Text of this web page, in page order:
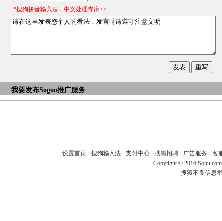
*搜狗拼音输入法，中文处理专家>>
我要发布Sogou推广服务
设置首页- 搜狗输入法- 支付中心- 搜狐招聘- 广告服务 - 客
Copyright © 2016
搜狐不良信息